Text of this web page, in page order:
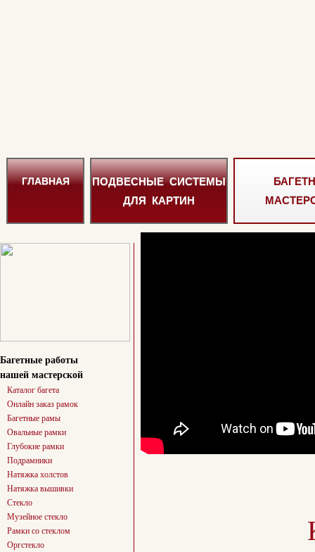
ГЛАВНАЯ
ПОДВЕСНЫЕ СИСТЕМЫ
ДЛЯ КАРТИН
Багетные работы
нашей мастерской
Каталог багета
Онлайн заказ рамок
Багетные рамы
Овальные рамки
Глубокие рамки
Подрамники
Натяжка холстов
Натяжка вышивки
Стекло
Музейное стекло
Рамки со стеклом
Оргстекло